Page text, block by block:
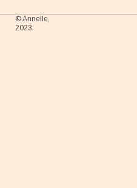
© Annelle,
2023